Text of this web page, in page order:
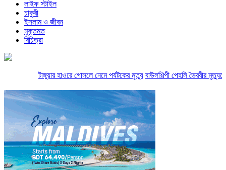
লাইফ স্টাইল
চাকুরী
ইসলাম ও জীবন
মুক্তমত
বিচিত্রা
টাঙ্গুয়ার হাওরে গোসলে নেমে পর্যটকের মৃত্যু বাউলশিল্পী পেহলি ভৈরবীর মৃত্যুতে